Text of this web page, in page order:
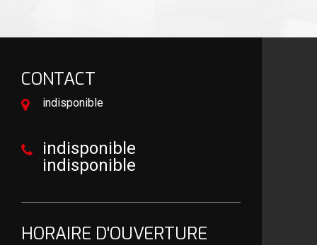
CONTACT
indisponible
indisponible
indisponible
HORAIRE D'OUVERTURE